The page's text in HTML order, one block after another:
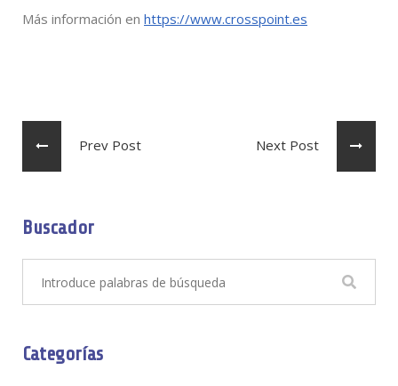
Más información en https://www.crosspoint.es
Prev Post Next Post
Buscador
Categorías